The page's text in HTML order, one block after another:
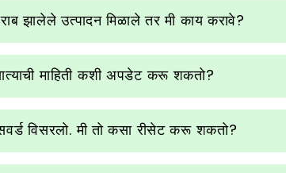
झालेले उत्पादन मिळाले तर मी काय करावे?
माहिती कशी अपडेट करू शकतो?
विसरलो. मी तो कसा रीसेट करू शकतो?